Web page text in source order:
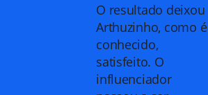
O resultado deixou
Arthuzinho, como é
conhecido,
satisfeito. O
influenciador